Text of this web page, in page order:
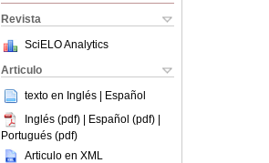
Revista
SciELO Analytics
Articulo
texto en Inglés | Español
Inglés (pdf) | Español (pdf) |
Portugués (pdf)
Articulo en XML